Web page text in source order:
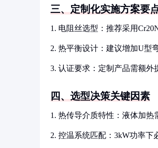
三、定制化实施方案要
1. 电阻丝选型：推荐采用
2. 热平衡设计：建议增加U型
3. 认证要求：定制产品需额外
四、选型决策关键因素
1. 热传导介质特性：液体加
2. 控温系统匹配：3kW功率下